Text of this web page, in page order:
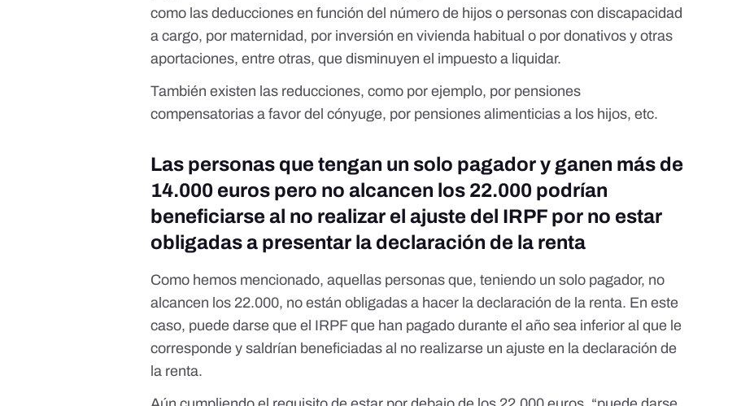
como las deducciones en función del número de hijos o personas con discapacidad
a cargo, por maternidad, por inversión en vivienda habitual o por donativos y otras
aportaciones, entre otras, que disminuyen el impuesto a liquidar.
También existen las reducciones, como por ejemplo, por pensiones
compensatorias a favor del cónyuge, por pensiones alimenticias a los hijos, etc.
Las personas que tengan un solo pagador y ganen más de
14.000 euros pero no alcancen los 22.000 podrían
beneficiarse al no realizar el ajuste del IRPF por no estar
obligadas a presentar la declaración de la renta
Como hemos mencionado, aquellas personas que, teniendo un solo pagador, no
alcancen los 22.000, no están obligadas a hacer la declaración de la renta. En este
caso, puede darse que el IRPF que han pagado durante el año sea inferior al que le
corresponde y saldrían beneficiadas al no realizarse un ajuste en la declaración de
la renta.